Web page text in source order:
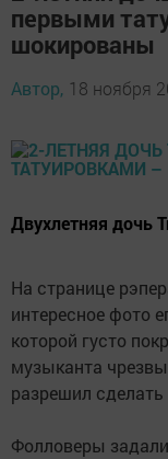
первыми
шокированы
Автор, 18 ноября
Двухлетняя дочь
На странице
интересное фото
которой густо
музыканта
разрешил
Фолловеры